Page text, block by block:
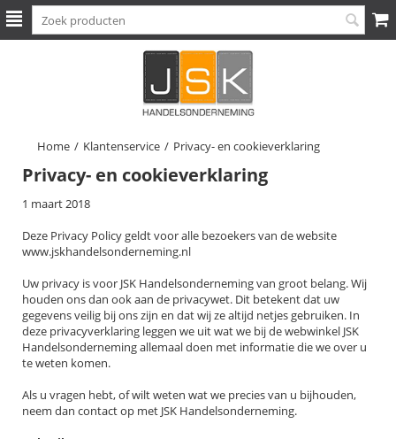
Home / Klantenservice / Privacy- en cookieverklaring
Privacy- en cookieverklaring
1 maart 2018
Deze Privacy Policy geldt voor alle bezoekers van de website
www.jskhandelsonderneming.nl
Uw privacy is voor JSK Handelsonderneming van groot belang. Wij
houden ons dan ook aan de privacywet. Dit betekent dat uw
gegevens veilig bij ons zijn en dat wij ze altijd netjes gebruiken. In
deze privacyverklaring leggen we uit wat we bij de webwinkel JSK
Handelsonderneming allemaal doen met informatie die we over u
te weten komen.
Als u vragen hebt, of wilt weten wat we precies van u bijhouden,
neem dan contact op met JSK Handelsonderneming.